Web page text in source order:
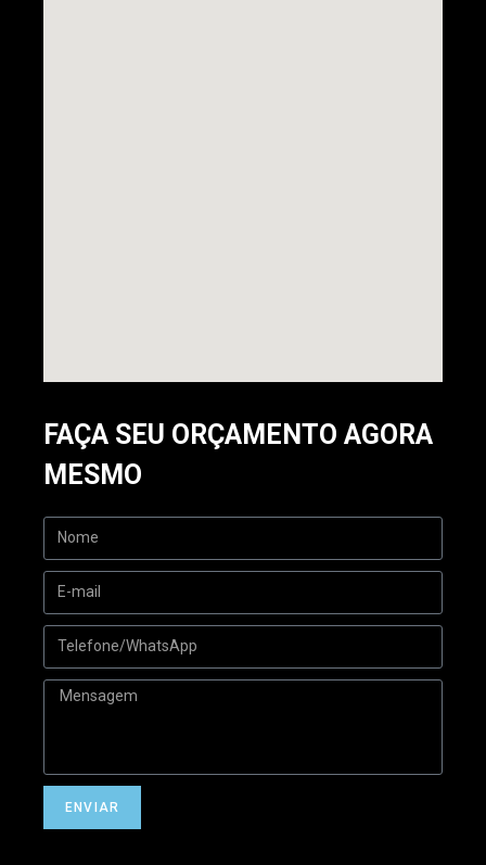
FAÇA SEU ORÇAMENTO AGORA
MESMO
ENVIAR